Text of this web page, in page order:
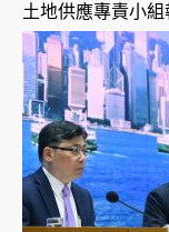
土地供應專責小組